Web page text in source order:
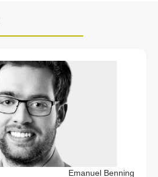
Emanuel Benning